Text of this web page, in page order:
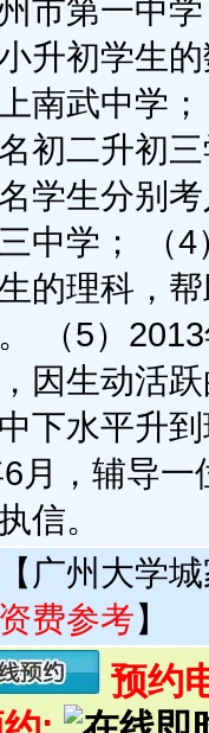
市第一中
升初学生
南武中学
初二升初
学生分别
中学； （
的理科，
（5）
因生动活
下水平升
月，辅导
信。
广州大学
费参考】
预约